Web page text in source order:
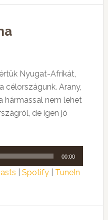
Nyugat-Afrikát,
célországunk. Arany,
hármassal nem lehet
de igen jó
00:00
Spotify| TuneIn